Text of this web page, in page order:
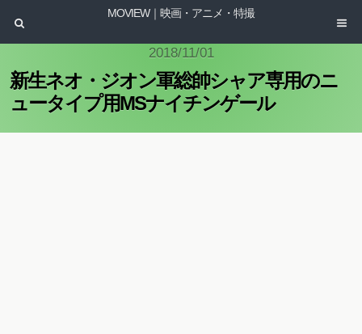
MOVIEW｜映画・アニメ・特撮
2018/11/01
新生ネオ・ジオン軍総帥シャア専用のニ
ュータイプ用MSナイチンゲール